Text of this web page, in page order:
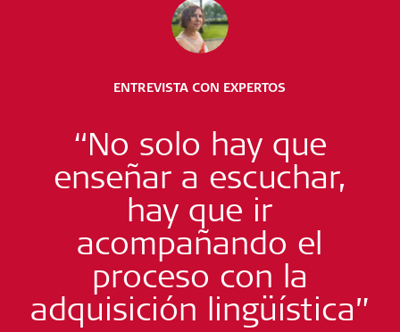
Suscríbete ahora
Spanish – Spain
ENTREVISTA CON EXPERTOS
“No solo hay que
enseñar a escuchar,
hay que ir
acompañando el
proceso con la
adquisición lingüística”